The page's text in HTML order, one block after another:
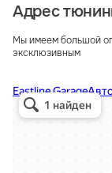
Адрес
Мы имеем большой
эксклюзивным